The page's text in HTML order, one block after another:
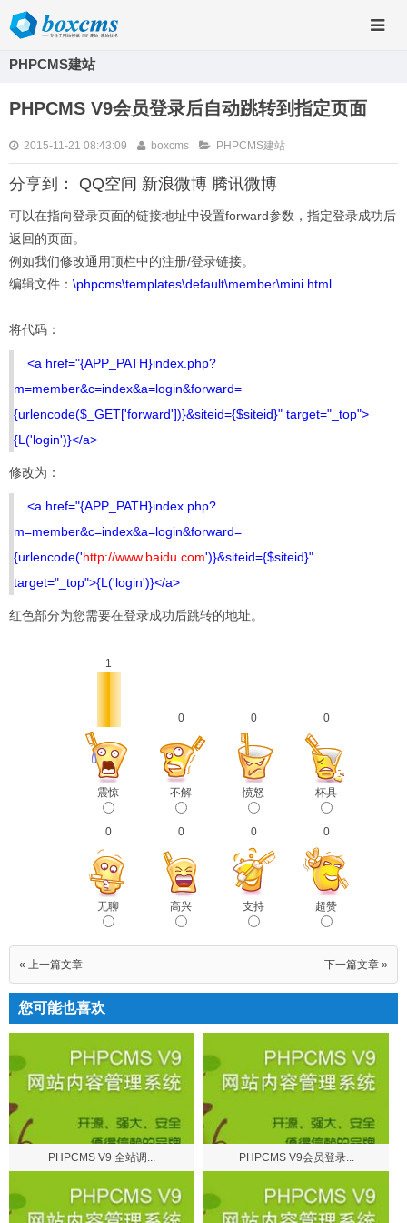
PHPCMS建站
PHPCMS V9会员登录后自动跳转到指定页面
2015-11-21 08:43:09 boxcms PHPCMS建站
分享到： QQ空间 新浪微博 腾讯微博
可以在指向登录页面的链接地址中设置forward参数，指定登录成功后
返回的页面。
例如我们修改通用顶栏中的注册/登录链接。
编辑文件： \phpcms\templates\default\member\mini.html
将代码：
<a href="{APP_PATH}index.php?
m=member&c=index&a=login&forward=
{urlencode($_GET['forward'])}&siteid={$siteid}" target="_top">
{L('login')}</a>
修改为：
<a href="{APP_PATH}index.php?
m=member&c=index&a=login&forward=
{urlencode('http://www.baidu.com')}&siteid={$siteid}"
target="_top">{L('login')}</a>
红色部分为您需要在登录成功后跳转的地址。
1
震惊
0
不解
0
愤怒
0
杯具
0
无聊
0
高兴
0
支持
0
超赞
« 上一篇文章 下一篇文章 »
您可能也喜欢
PHPCMS V9 全站调... PHPCMS V9会员登录...